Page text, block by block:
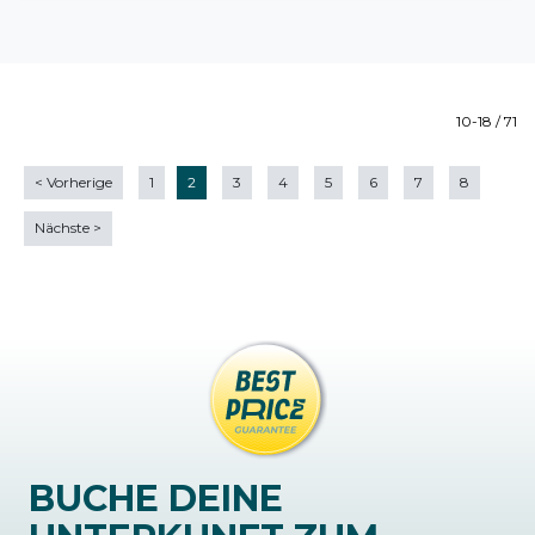
10-18 / 71
< Vorherige 1 2 3 4 5 6 7 8
Nächste >
BUCHE DEINE